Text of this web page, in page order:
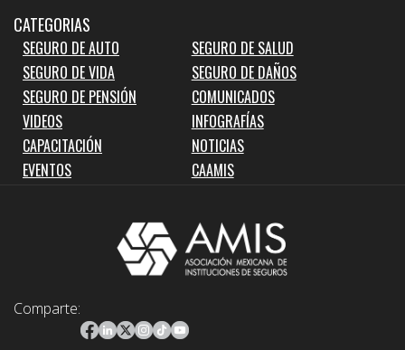
CATEGORIAS
SEGURO DE AUTO
SEGURO DE SALUD
SEGURO DE VIDA
SEGURO DE DAÑOS
SEGURO DE PENSIÓN
COMUNICADOS
VIDEOS
INFOGRAFÍAS
CAPACITACIÓN
NOTICIAS
EVENTOS
CAAMIS
Comparte: